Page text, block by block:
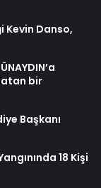
Kevin Danso,
bir
Başkanı
18 Kişi